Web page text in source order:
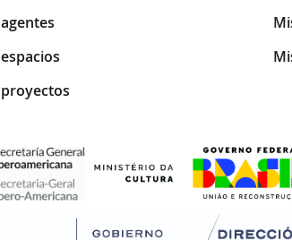
agentes
espacios
proyectos